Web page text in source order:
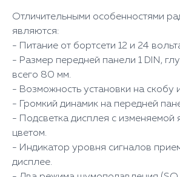
Отличительными особенностями
являются:
- Питание от бортсети 12 и 24
- Размер передней панели 1 DIN,
всего 80 мм.
- Возможность установки на скобу
- Громкий динамик на передней
- Подсветка дисплея с изменяемой
цветом.
- Индикатор уровня сигналов
дисплее.